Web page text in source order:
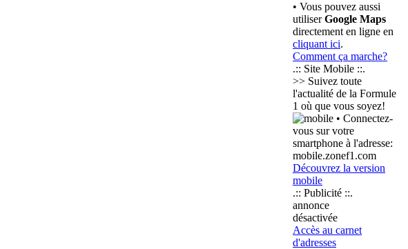
• Vous pouvez aussi
utiliserGoogle Maps
directement en ligne en
cliquant ici.
Comment ça marche?
.:: Site Mobile ::.
>> Suivez toute
l'actualité de la Formule
1 où que vous soyez!
• Connectez-
vous sur votre
smartphone à l'adresse:
mobile.zonef1.com
Découvrez la version
mobile
.:: Publicité ::.
annonce
désactivée
Accès au carnet
d'adresses